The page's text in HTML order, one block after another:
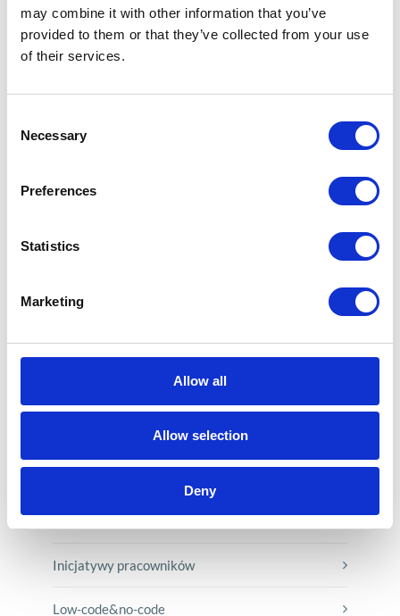
may combine it with other information that you’ve
provided to them or that they’ve collected from your use
of their services.
Selection
Necessary
Preferences
Statistics
Marketing
Allow all
Allow selection
Deny
Korzyści wynikające z wdrożenia
Inicjatywy pracowników
Low-code&no-code